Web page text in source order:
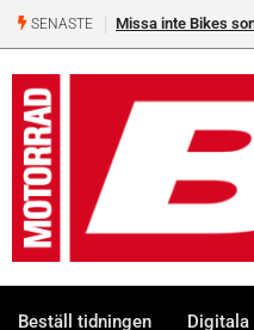
SENASTE Missa inte Bikes
Beställ tidningen Digitala